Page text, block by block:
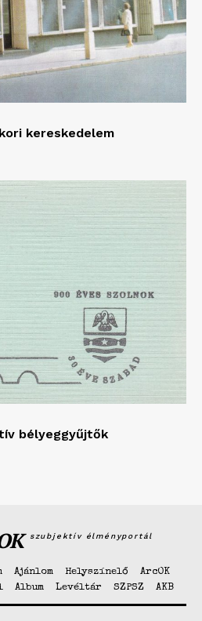
kereskedelem
bélyeggyűjtők
szubjektív élményportál
Ajánlom Helyszínelő
ArcOK
Album Levéltár SZPSZ AKB